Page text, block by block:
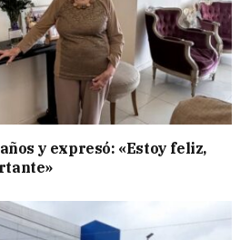
y expresó: «Estoy feliz,